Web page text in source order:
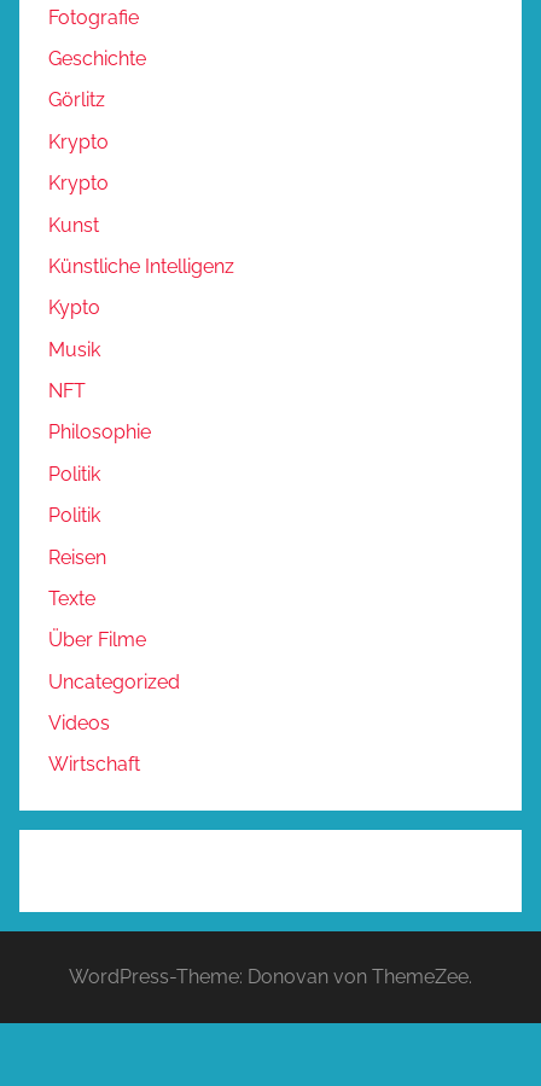
Fotografie
Geschichte
Görlitz
Krypto
Krypto
Kunst
Künstliche Intelligenz
Kypto
Musik
NFT
Philosophie
Politik
Politik
Reisen
Texte
Über Filme
Uncategorized
Videos
Wirtschaft
WordPress-Theme: Donovan von ThemeZee.